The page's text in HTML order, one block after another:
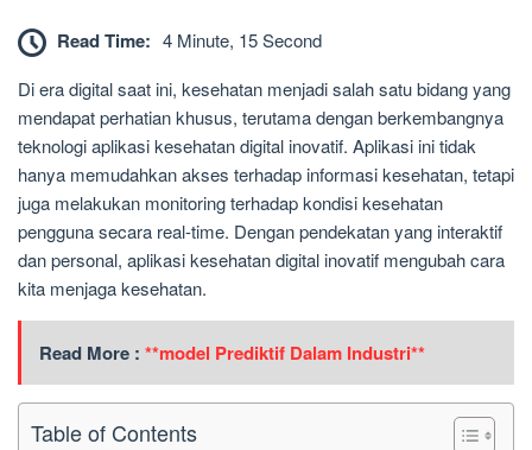
Read Time: 4 Minute, 15 Second
Di era digital saat ini, kesehatan menjadi salah satu bidang yang
mendapat perhatian khusus, terutama dengan berkembangnya
teknologi aplikasi kesehatan digital inovatif. Aplikasi ini tidak
hanya memudahkan akses terhadap informasi kesehatan, tetapi
juga melakukan monitoring terhadap kondisi kesehatan
pengguna secara real-time. Dengan pendekatan yang interaktif
dan personal, aplikasi kesehatan digital inovatif mengubah cara
kita menjaga kesehatan.
Read More : **model Prediktif Dalam Industri**
Table of Contents